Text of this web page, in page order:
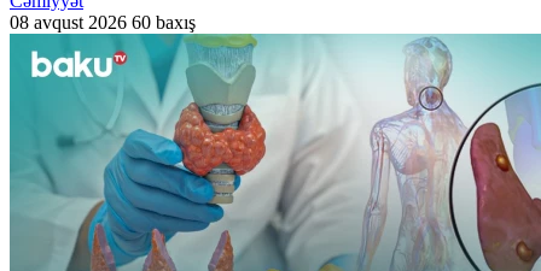
08 avqust 2026 60 baxış